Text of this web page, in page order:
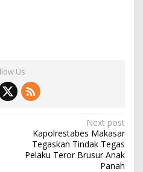
Us
Next post
Kapolrestabes Makasar
Tegaskan Tindak Tegas
Pelaku Teror Brusur Anak
Panah